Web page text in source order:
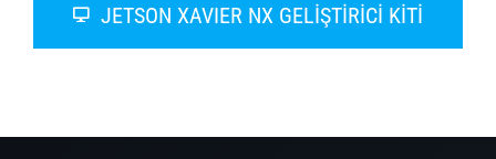
JETSON XAVIER NX GELİŞTİRİCİ KİTİ